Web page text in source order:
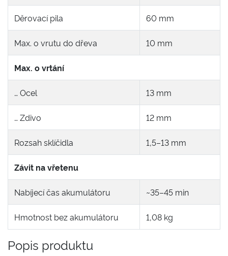
Děrovací pila 60 mm
Max. o vrutu do dřeva 10 mm
Max. o vrtání
… Ocel 13 mm
… Zdivo 12 mm
Rozsah sklíčidla 1,5–13 mm
Závit na vřetenu
Nabíjecí čas akumulátoru ~35–45 min
Hmotnost bez akumulátoru 1,08 kg
Popis produktu